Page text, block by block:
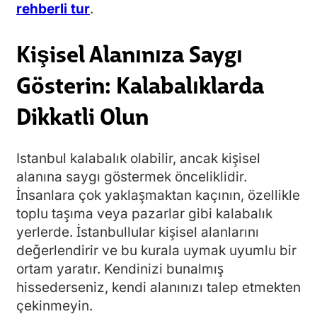
rehberli tur.
Kişisel Alanınıza Saygı
Gösterin: Kalabalıklarda
Dikkatli Olun
Istanbul kalabalık olabilir, ancak kişisel
alanına saygı göstermek önceliklidir.
İnsanlara çok yaklaşmaktan kaçının, özellikle
toplu taşıma veya pazarlar gibi kalabalık
yerlerde. İstanbullular kişisel alanlarını
değerlendirir ve bu kurala uymak uyumlu bir
ortam yaratır. Kendinizi bunalmış
hissederseniz, kendi alanınızı talep etmekten
çekinmeyin.